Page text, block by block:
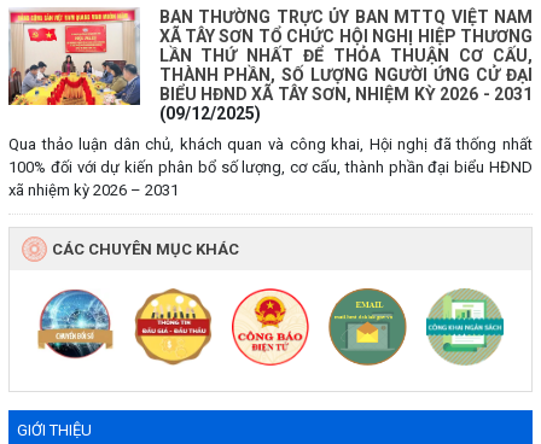
GIỚI THIỆU
BAN THƯỜNG TRỰC ỦY BAN MTTQ VIỆT NAM
XÃ TÂY SƠN TỔ CHỨC HỘI NGHỊ HIỆP THƯƠNG
LẦN THỨ NHẤT ĐỂ THỎA THUẬN CƠ CẤU,
THÀNH PHẦN, SỐ LƯỢNG NGƯỜI ỨNG CỬ ĐẠI
BIỂU HĐND XÃ TÂY SƠN, NHIỆM KỲ 2026 - 2031
(09/12/2025)
Qua thảo luận dân chủ, khách quan và công khai, Hội nghị đã thống nhất
100% đối với dự kiến phân bổ số lượng, cơ cấu, thành phần đại biểu HĐND
xã nhiệm kỳ 2026 – 2031
CÁC CHUYÊN MỤC KHÁC